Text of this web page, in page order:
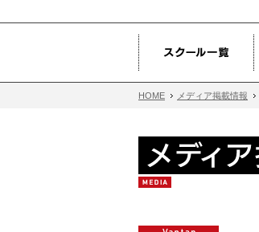
HOME メディア掲載情報